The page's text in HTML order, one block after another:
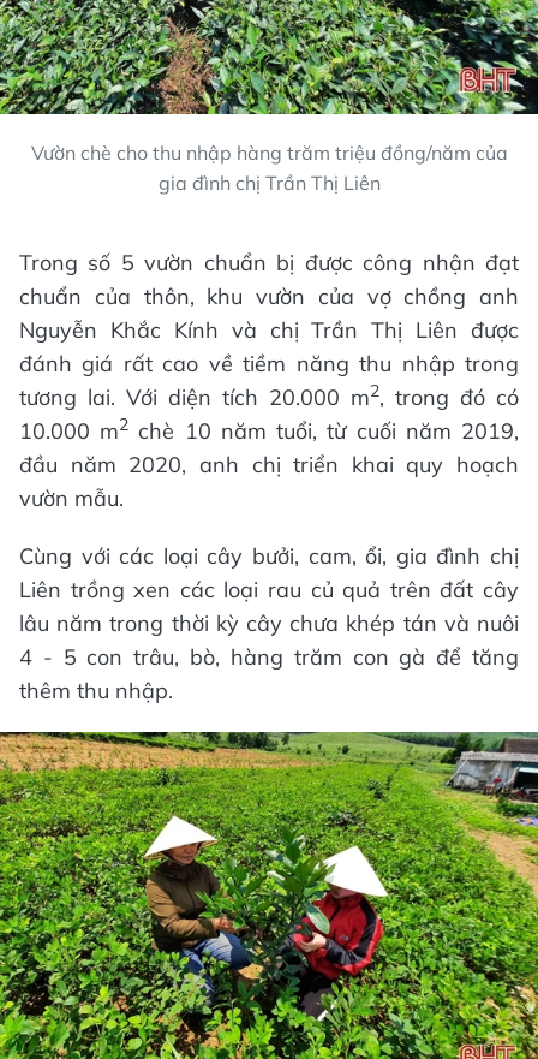
Vườn chè cho thu nhập hàng trăm triệu đồng/năm của
gia đình chị Trần Thị Liên
Trong số 5 vườn chuẩn bị được công nhận đạt
chuẩn của thôn, khu vườn của vợ chồng anh
Nguyễn Khắc Kính và chị Trần Thị Liên được
đánh giá rất cao về tiềm năng thu nhập trong
tương lai. Với diện tích 20.000 m2, trong đó có
10.000 m2 chè 10 năm tuổi, từ cuối năm 2019,
đầu năm 2020, anh chị triển khai quy hoạch
vườn mẫu.
Cùng với các loại cây bưởi, cam, ổi, gia đình chị
Liên trồng xen các loại rau củ quả trên đất cây
lâu năm trong thời kỳ cây chưa khép tán và nuôi
4 - 5 con trâu, bò, hàng trăm con gà để tăng
thêm thu nhập.